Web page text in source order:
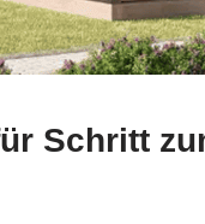
Schritt